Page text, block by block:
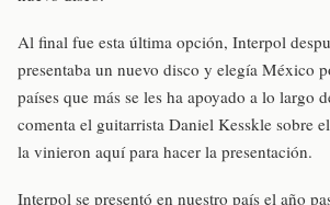
Al final fue esta última opción, Interpol
presentaba un nuevo disco y elegía México
países que más se les ha apoyado a lo largo
comenta el guitarrista Daniel Kesskle sobre
la vinieron aquí para hacer la presentación.
Interpol se presentó en nuestro país el año